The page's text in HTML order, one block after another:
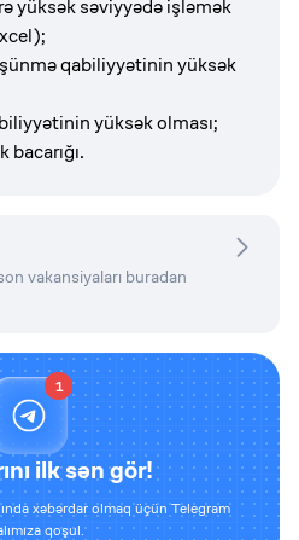
yüksək səviyyədə işləmək
qabiliyyətinin yüksək
yüksək olması;
vakansiyaları buradan
1
ilk sən gör!
xəbərdar olmaq üçün Telegram
qoşul.